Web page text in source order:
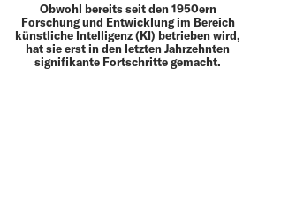
Obwohl bereits seit den 1950ern
Forschung und Entwicklung im Bereich
künstliche Intel­ligenz (KI) betrieben wird,
hat sie erst in den letzten Jahrzehnten
signifikante Fortschritte ge­macht.